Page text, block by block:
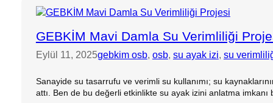
GEBKİM Mavi Damla Su Verimliliği
Eylül 11, 2025gebkim osb, osb, su ayak izi, su
Sanayide su tasarrufu ve verimli su kullanımı; su
attı. Ben de bu değerli etkinlikte su ayak izini anlatma